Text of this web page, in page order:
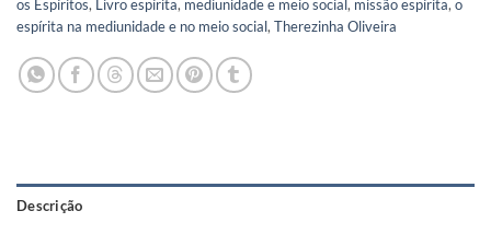
os Espíritos, Livro espírita, mediunidade e meio social, missão espírita, o
espírita na mediunidade e no meio social, Therezinha Oliveira
Descrição